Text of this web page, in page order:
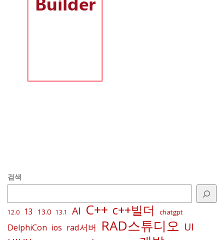
검색
12.0 13 13.0 13.1 AI C++ c++빌더 chatgpt
DelphiCon ios rad서버 RAD스튜디오 UI